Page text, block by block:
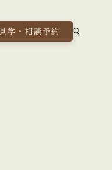
見学・相談予約